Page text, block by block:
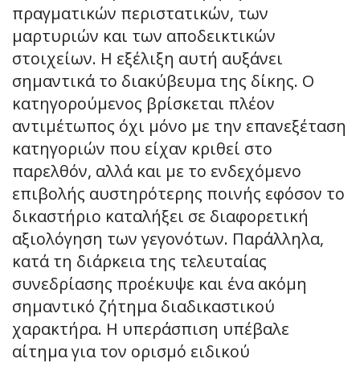
πραγματικών περιστατικών, των
μαρτυριών και των αποδεικτικών
στοιχείων. Η εξέλιξη αυτή αυξάνει
σημαντικά το διακύβευμα της δίκης. Ο
κατηγορούμενος βρίσκεται πλέον
αντιμέτωπος όχι μόνο με την επανεξέταση
κατηγοριών που είχαν κριθεί στο
παρελθόν, αλλά και με το ενδεχόμενο
επιβολής αυστηρότερης ποινής εφόσον το
δικαστήριο καταλήξει σε διαφορετική
αξιολόγηση των γεγονότων. Παράλληλα,
κατά τη διάρκεια της τελευταίας
συνεδρίασης προέκυψε και ένα ακόμη
σημαντικό ζήτημα διαδικαστικού
χαρακτήρα. Η υπεράσπιση υπέβαλε
αίτημα για τον ορισμό ειδικού